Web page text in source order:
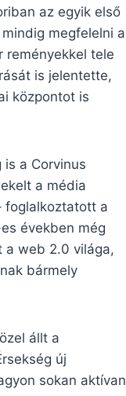
az egyik első
megfelelni a
reményekkel tele
is jelentette,
központot is
a Corvinus
a média
foglalkoztatott a
években még
a web 2.0 világa,
bármely
állt a
új
sokan aktívan